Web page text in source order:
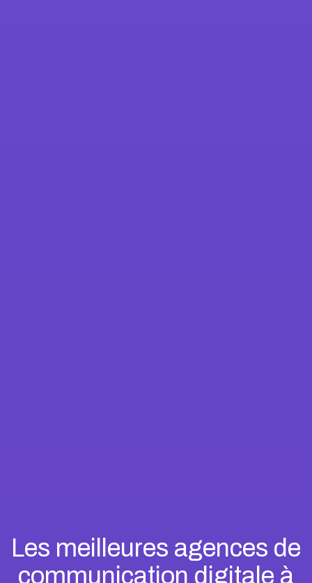
Les meilleures agences de
communication digitale à